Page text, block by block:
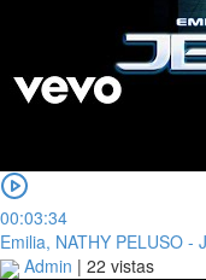
00:03:34
Emilia, NATHY PELUSO -
Admin | 22 vistas